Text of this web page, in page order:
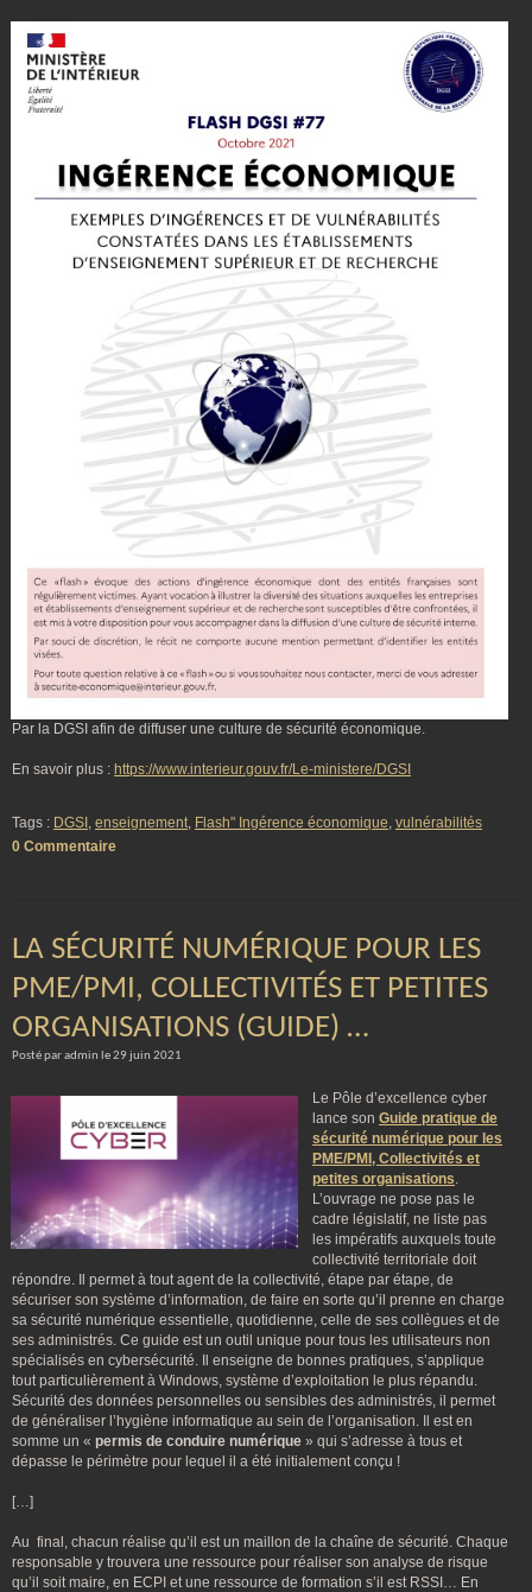
Par la DGSI afin de diffuser une culture de sécurité économique.
En savoir plus : https://www.interieur.gouv.fr/Le-ministere/DGSI
Tags : DGSI , enseignement, Flash" Ingérence économique, vulnérabilités
0 Commentaire
LA SÉCURITÉ NUMÉRIQUE POUR LES
PME/PMI, COLLECTIVITÉS ET PETITES
ORGANISATIONS (GUIDE) …
Posté par admin le 29 juin 2021
Le Pôle d’excellence cyber
lance son Guide pratique de
sécurité numérique pour les
PME/PMI, Collectivités et
petites organisations.
L’ouvrage ne pose pas le
cadre législatif, ne liste pas
les impératifs auxquels toute
collectivité territoriale doit
répondre. Il permet à tout agent de la collectivité, étape par étape, de
sécuriser son système d’information, de faire en sorte qu’il prenne en charge
sa sécurité numérique essentielle, quotidienne, celle de ses collègues et de
ses administrés. Ce guide est un outil unique pour tous les utilisateurs non
spécialisés en cybersécurité. Il enseigne de bonnes pratiques, s’applique
tout particulièrement à Windows, système d’exploitation le plus répandu.
Sécurité des données personnelles ou sensibles des administrés, il permet
de généraliser l’hygiène informatique au sein de l’organisation. Il est en
somme un « permis de conduire numérique » qui s’adresse à tous et
dépasse le périmètre pour lequel il a été initialement conçu !
[…]
Au final, chacun réalise qu’il est un maillon de la chaîne de sécurité. Chaque
responsable y trouvera une ressource pour réaliser son analyse de risque
qu’il soit maire, en ECPI et une ressource de formation s’il est RSSI… En